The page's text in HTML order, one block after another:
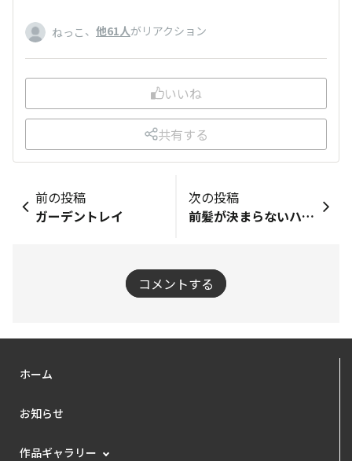
ねっこ 、 他61人がリアクション
いいね
共有する
前の投稿
ガーデントレイ
次の投稿
前髪が決まらないハニワくん
コメントする
ホーム
お知らせ
作品ギャラリー